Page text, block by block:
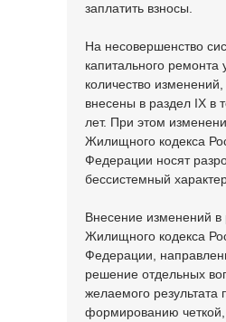
заплатить взносы.
На несовершенство
капитального ремонта
количество
внесены в раздел IX в
лет. При этом
Жилищного кодекса
Федерации носят
бессистемный
Внесение изменений в
Жилищного кодекса
Федерации,
решение отдельных
желаемого результата
формированию четкой,